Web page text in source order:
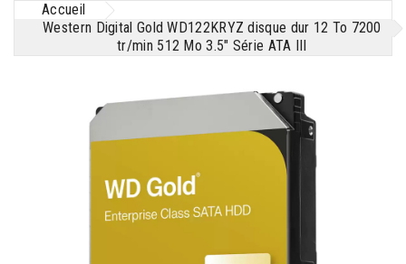
Accueil
Western Digital Gold WD122KRYZ disque dur 12 To 7200
tr/min 512 Mo 3.5" Série ATA III